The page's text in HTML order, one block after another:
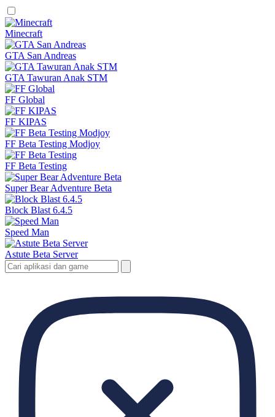
Minecraft
GTA San Andreas
GTA Tawuran Anak STM
FF Global
FF KIPAS
FF Beta Testing Modjoy
FF Beta Testing
Super Bear Adventure Beta
Block Blast 6.4.5
Speed Man
Astute Beta Server